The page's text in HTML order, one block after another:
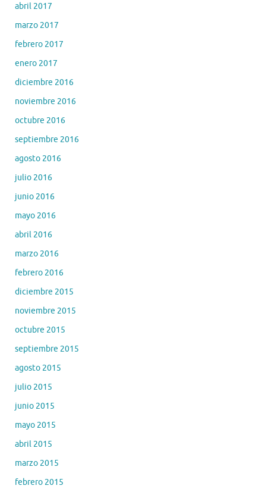
abril 2017
marzo 2017
febrero 2017
enero 2017
diciembre 2016
noviembre 2016
octubre 2016
septiembre 2016
agosto 2016
julio 2016
junio 2016
mayo 2016
abril 2016
marzo 2016
febrero 2016
diciembre 2015
noviembre 2015
octubre 2015
septiembre 2015
agosto 2015
julio 2015
junio 2015
mayo 2015
abril 2015
marzo 2015
febrero 2015